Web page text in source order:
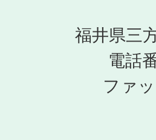
福井県三
電話
ファ